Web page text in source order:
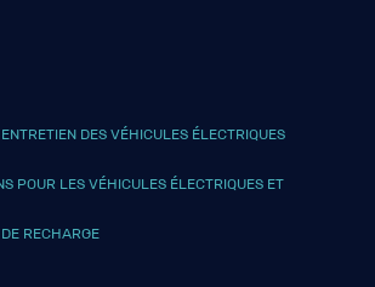
DES VÉHICULES ÉLECTRIQUES
POUR LES VÉHICULES ÉLECTRIQUES ET
RECHARGE